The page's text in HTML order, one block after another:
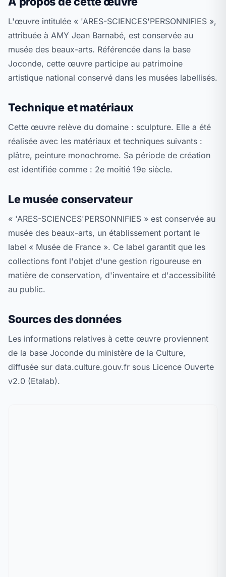
L'œuvre intitulée « 'ARES-SCIENCES'PERSONNIFIES »,
attribuée à AMY Jean Barnabé, est conservée au
musée des beaux-arts. Référencée dans la base
Joconde, cette œuvre participe au patrimoine
artistique national conservé dans les musées labellisés.
Technique et matériaux
Cette œuvre relève du domaine : sculpture. Elle a été
réalisée avec les matériaux et techniques suivants :
plâtre, peinture monochrome. Sa période de création
est identifiée comme : 2e moitié 19e siècle.
Le musée conservateur
« 'ARES-SCIENCES'PERSONNIFIES » est conservée au
musée des beaux-arts, un établissement portant le
label « Musée de France ». Ce label garantit que les
collections font l'objet d'une gestion rigoureuse en
matière de conservation, d'inventaire et d'accessibilité
au public.
Sources des données
Les informations relatives à cette œuvre proviennent
de la base Joconde du ministère de la Culture,
diffusée sur data.culture.gouv.fr sous Licence Ouverte
v2.0 (Etalab).